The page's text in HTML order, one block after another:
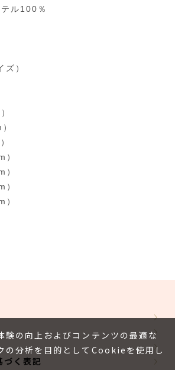
ル100％
）
）
）
）
）
づく表記
験の向上およびコンテンツの最適な
の分析を目的としてCookieを使用し